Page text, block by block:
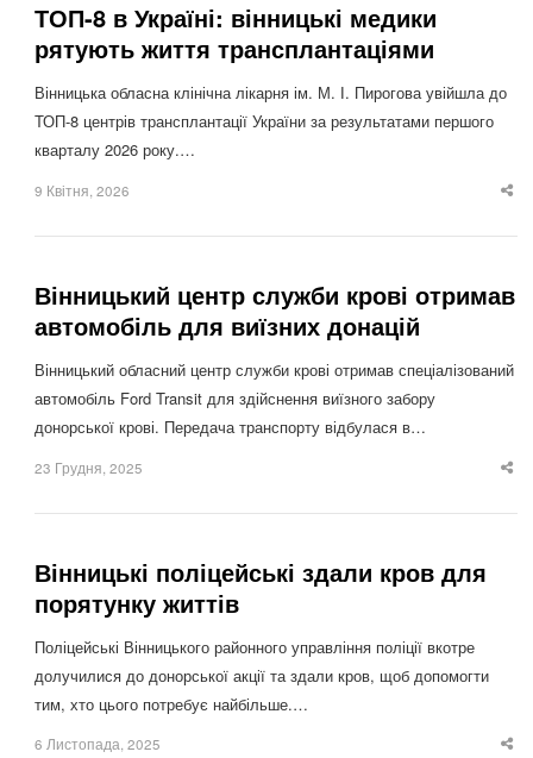
ТОП-8 в Україні: вінницькі медики
рятують життя трансплантаціями
Вінницька обласна клінічна лікарня ім. М. І. Пирогова увійшла до
ТОП-8 центрів трансплантації України за результатами першого
кварталу 2026 року.…
9 Квітня, 2026
Вінницький центр служби крові отримав
автомобіль для виїзних донацій
Вінницький обласний центр служби крові отримав спеціалізований
автомобіль Ford Transit для здійснення виїзного забору
донорської крові. Передача транспорту відбулася в…
23 Грудня, 2025
Вінницькі поліцейські здали кров для
порятунку життів
Поліцейські Вінницького районного управління поліції вкотре
долучилися до донорської акції та здали кров, щоб допомогти
тим, хто цього потребує найбільше.…
6 Листопада, 2025